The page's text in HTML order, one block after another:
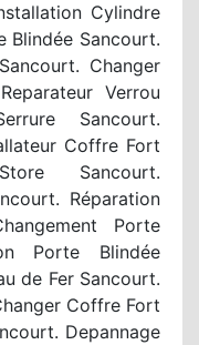
Cylindre
Blindée Sancourt.
Changer
Verrou
Sancourt.
Coffre Fort
Sancourt.
Réparation
Porte
Porte Blindée
de Fer Sancourt.
Coffre Fort
Depannage